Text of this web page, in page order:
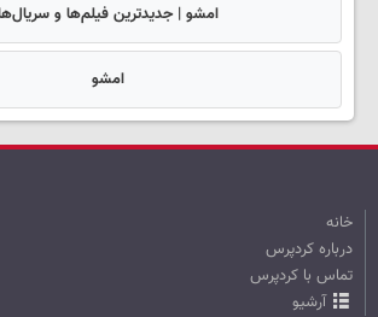
امشو | جدیدترین فیلم‌ها و
امشو
خانه
درباره کردپرس
تماس با کردپرس
آرشیو